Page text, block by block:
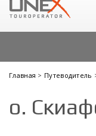
Главная > Путеводитель
о.